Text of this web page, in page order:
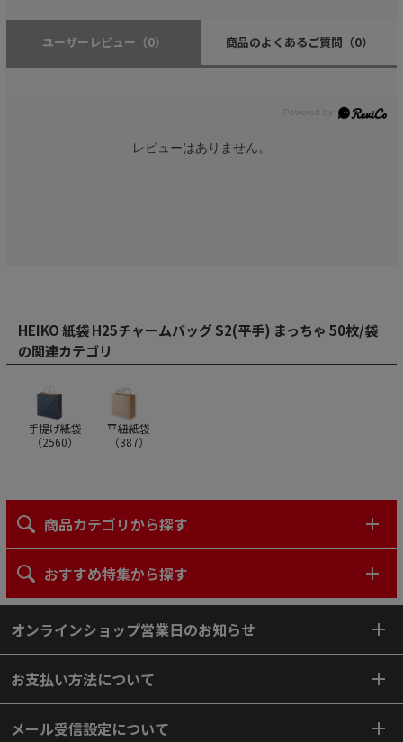
ユーザーレビュー （0） 商品のよくあるご質問 （0）
レビューはありません。
HEIKO 紙袋 H25チャームバッグ S2(平手) まっちゃ 50枚/袋
の関連カテゴリ
手提げ紙袋
（2560）
平紐紙袋
（387）
商品カテゴリから探す
おすすめ特集から探す
オンラインショップ営業日のお知らせ
お支払い方法について
メール受信設定について